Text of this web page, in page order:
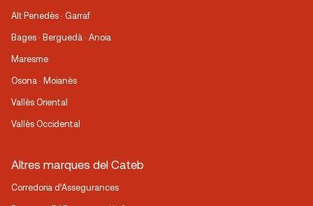
Alt Penedès · Garraf
Bages · Berguedà · Anoia
Maresme
Osona · Moianès
Vallès Oriental
Vallès Occidental
Altres marques del Cateb
Corredoria d’Assegurances